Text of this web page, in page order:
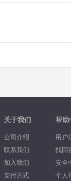
关于我们
公司介绍
联系我们
加入我们
支付方式
帮助
用户
找回
安全
个人